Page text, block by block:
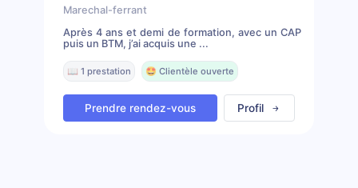
Marechal-ferrant
Après 4 ans et demi de formation, avec un CAP
puis un BTM, j’ai acquis une ...
📖 1 prestation 🤩 Clientèle ouverte
Prendre rendez-vous Profil